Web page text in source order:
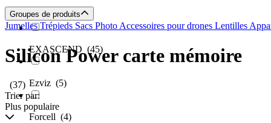
Emtec(34)
EXASCEND (45)
Ezviz (5)
Forcell (4)
Groupes de produits
JumellesTrépieds Sacs Photo Accessoires pour drones Lentilles
Silicon Power carte mémoire
(37)
Trier par:
Plus populaire